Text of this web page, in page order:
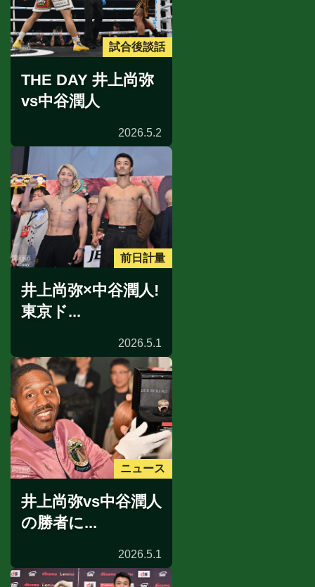
試合後談話
THE DAY 井上尚弥
vs中谷潤人
2026.5.2
前日計量
井上尚弥×中谷潤人!
東京ド...
2026.5.1
ニュース
井上尚弥vs中谷潤人
の勝者に...
2026.5.1